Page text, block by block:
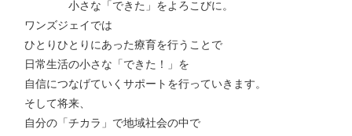
小さな「できた」をよろこびに。
ワンズジェイでは
ひとりひとりにあった療育を行うことで
日常生活の小さな「できた！」を
自信につなげていくサポートを行っていきます。
そして将来、
自分の「チカラ」で地域社会の中で